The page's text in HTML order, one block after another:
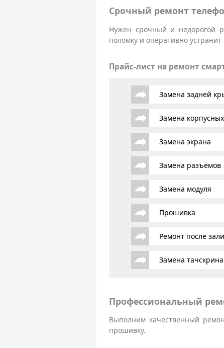
Срочный ремонт
Нужен срочный и недорогой
поломку и оперативно устранит
Прайс-лист на ремонт
Замена задней
Замена
Замена экрана
Замена разъемов
Замена модуля
Прошивка
Ремонт после
Замена тачскрина
Профессиональный
Выполним качественный
прошивку.